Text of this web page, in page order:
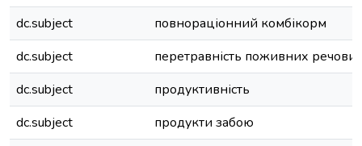
dc.subject
повнораціонний комбікорм
dc.subject
перетравність поживних
dc.subject
продуктивність
dc.subject
продукти забою